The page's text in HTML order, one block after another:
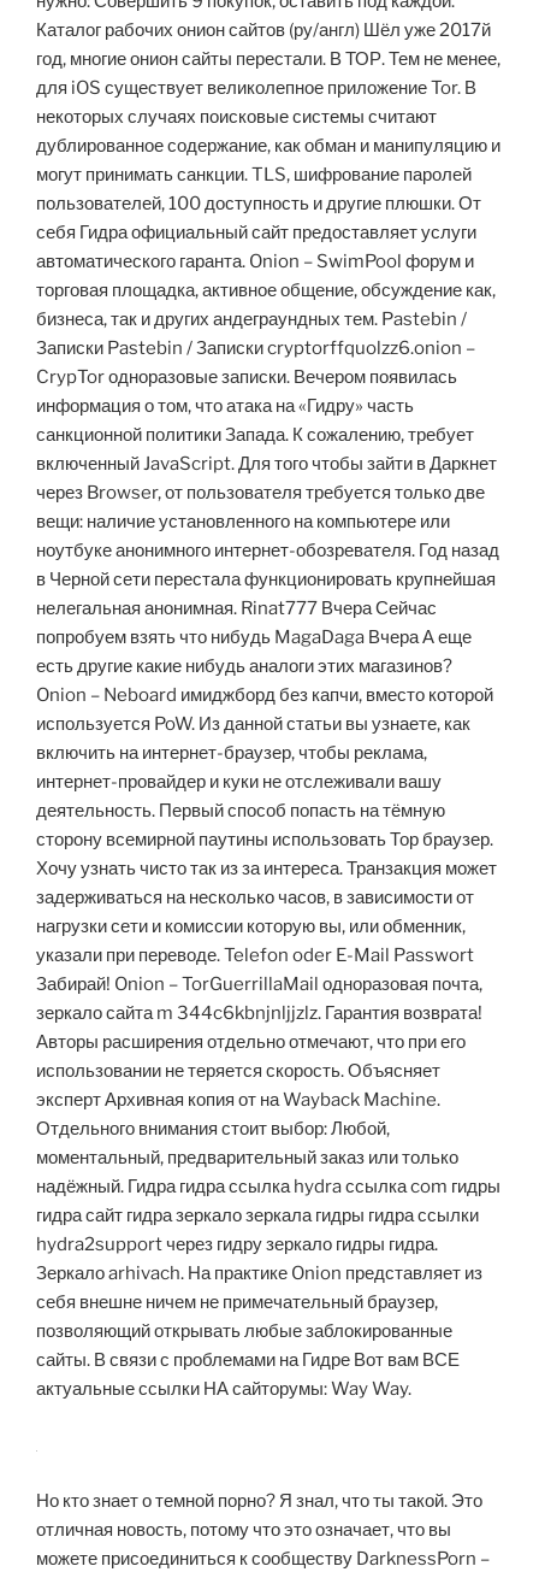
Каталог рабочих онион сайтов (ру/англ) Шёл уже 2017й
год, многие онион сайты перестали. В ТОР. Тем не менее,
для iOS существует великолепное приложение Tor. В
некоторых случаях поисковые системы считают
дублированное содержание, как обман и манипуляцию и
могут принимать санкции. TLS, шифрование паролей
пользователей, 100 доступность и другие плюшки. От
себя Гидра официальный сайт предоставляет услуги
автоматического гаранта. Onion – SwimPool форум и
торговая площадка, активное общение, обсуждение как,
бизнеса, так и других андеграундных тем. Pastebin /
Записки Pastebin / Записки cryptorffquolzz6.onion –
CrypTor одноразовые записки. Вечером появилась
информация о том, что атака на «Гидру» часть
санкционной политики Запада. К сожалению, требует
включенный JavaScript. Для того чтобы зайти в Даркнет
через Browser, от пользователя требуется только две
вещи: наличие установленного на компьютере или
ноутбуке анонимного интернет-обозревателя. Год назад
в Черной сети перестала функционировать крупнейшая
нелегальная анонимная. Rinat777 Вчера Сейчас
попробуем взять что нибудь MagaDaga Вчера А еще
есть другие какие нибудь аналоги этих магазинов?
Onion – Neboard имиджборд без капчи, вместо которой
используется PoW. Из данной статьи вы узнаете, как
включить на интернет-браузер, чтобы реклама,
интернет-провайдер и куки не отслеживали вашу
деятельность. Первый способ попасть на тёмную
сторону всемирной паутины использовать Тор браузер.
Хочу узнать чисто так из за интереса. Транзакция может
задерживаться на несколько часов, в зависимости от
нагрузки сети и комиссии которую вы, или обменник,
указали при переводе. Telefon oder E-Mail Passwort
Забирай! Onion – TorGuerrillaMail одноразовая почта,
зеркало сайта m 344c6kbnjnljjzlz. Гарантия возврата!
Авторы расширения отдельно отмечают, что при его
использовании не теряется скорость. Объясняет
эксперт Архивная копия от на Wayback Machine.
Отдельного внимания стоит выбор: Любой,
моментальный, предварительный заказ или только
надёжный. Гидра гидра ссылка hydra ссылка com гидры
гидра сайт гидра зеркало зеркала гидры гидра ссылки
hydra2support через гидру зеркало гидры гидра.
Зеркало arhivach. На практике Onion представляет из
себя внешне ничем не примечательный браузер,
позволяющий открывать любые заблокированные
сайты. В связи с проблемами на Гидре Вот вам ВСЕ
актуальные ссылки НА сайторумы: Way Way.
Но кто знает о темной порно? Я знал, что ты такой. Это
отличная новость, потому что это означает, что вы
можете присоединиться к сообществу DarknessPorn –